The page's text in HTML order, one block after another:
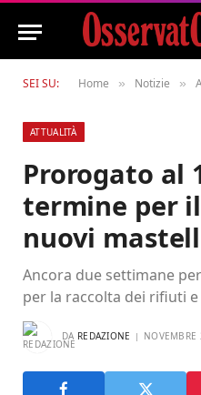
SEI SU: Home » Notizie »
ATTUALITÀ
Prorogato al
termine per
nuovi
Ancora due settimane
per la raccolta dei rifiuti
DA REDAZIONE